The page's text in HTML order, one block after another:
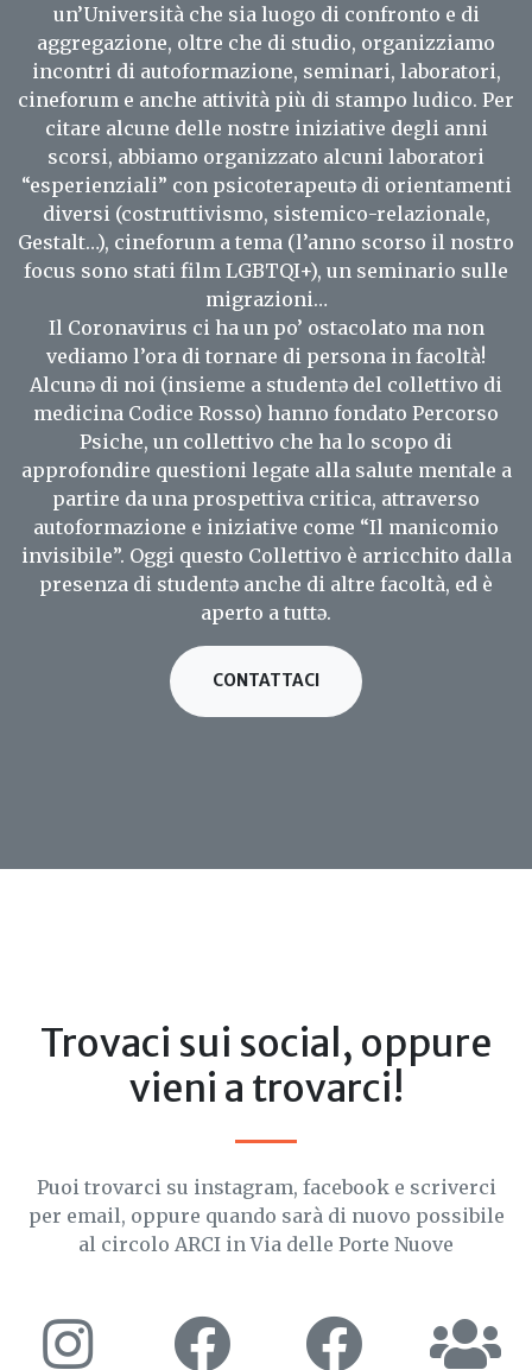
un’Università che sia luogo di confronto e di
aggregazione, oltre che di studio, organizziamo
incontri di autoformazione, seminari, laboratori,
cineforum e anche attività più di stampo ludico. Per
citare alcune delle nostre iniziative degli anni
scorsi, abbiamo organizzato alcuni laboratori
“esperienziali” con psicoterapeutə di orientamenti
diversi (costruttivismo, sistemico-relazionale,
Gestalt…), cineforum a tema (l’anno scorso il nostro
focus sono stati film LGBTQI+), un seminario sulle
migrazioni…
Il Coronavirus ci ha un po’ ostacolato ma non
vediamo l’ora di tornare di persona in facoltà!
Alcunə di noi (insieme a studentə del collettivo di
medicina Codice Rosso) hanno fondato Percorso
Psiche, un collettivo che ha lo scopo di
approfondire questioni legate alla salute mentale a
partire da una prospettiva critica, attraverso
autoformazione e iniziative come “Il manicomio
invisibile”. Oggi questo Collettivo è arricchito dalla
presenza di studentə anche di altre facoltà, ed è
aperto a tuttə.
CONTATTACI
Trovaci sui social, oppure
vieni a trovarci!
Puoi trovarci su instagram, facebook e scriverci
per email, oppure quando sarà di nuovo possibile
al circolo ARCI in Via delle Porte Nuove